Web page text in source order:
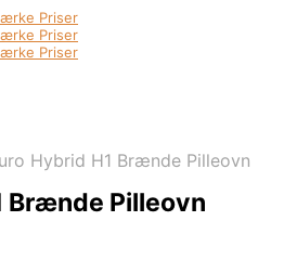
Hybrid H1 Brænde Pilleovn
Brænde Pilleovn